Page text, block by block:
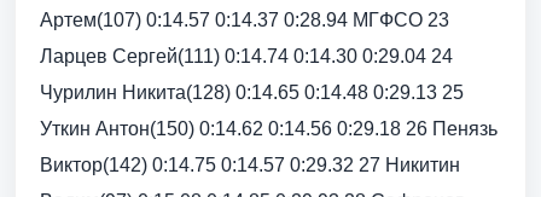
Артем(107) 0:14.57 0:14.37 0:28.94 МГФСО 23
Ларцев Сергей(111) 0:14.74 0:14.30 0:29.04 24
Чурилин Никита(128) 0:14.65 0:14.48 0:29.13 25
Уткин Антон(150) 0:14.62 0:14.56 0:29.18 26 Пенязь
Виктор(142) 0:14.75 0:14.57 0:29.32 27 Никитин